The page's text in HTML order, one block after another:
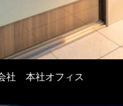
社 本社オフィス